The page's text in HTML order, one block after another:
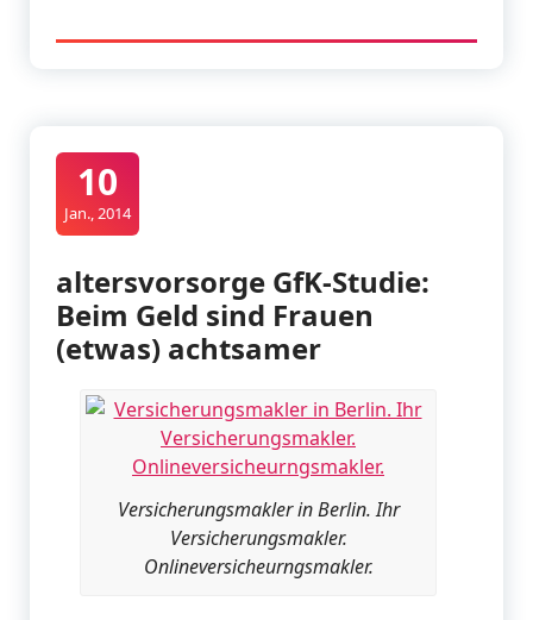
10
Jan., 2014
altersvorsorge GfK-Studie:
Beim Geld sind Frauen
(etwas) achtsamer
Versicherungsmakler in Berlin. Ihr
Versicherungsmakler.
Onlineversicheurngsmakler.